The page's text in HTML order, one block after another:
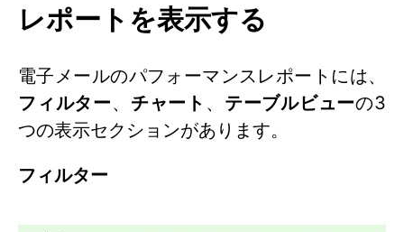
レポートを表示する
電子メールのパフォーマンスレポートには、
フィルター、 チャート 、 テーブルビューの3
つの表示セクションがあります。
フィルター